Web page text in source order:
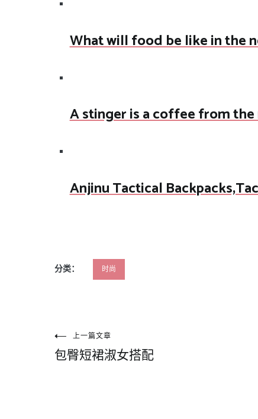
What will food be like in the
A stinger is a coffee from
Anjinu Tactical
分类： 时尚
文上一篇文章
包臀短裙淑女搭配